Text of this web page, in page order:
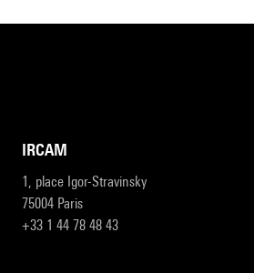
IRCAM
1, place Igor-Stravinsky
75004 Paris
+33 1 44 78 48 43